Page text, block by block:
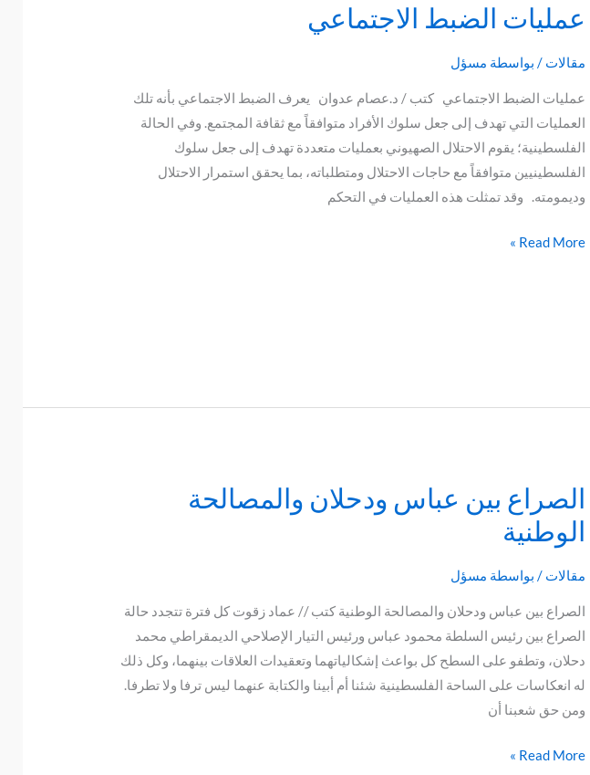
عمليات الضبط الاجتماعي
مقالات / بواسطة مسؤل
عمليات الضبط الاجتماعي كتب / د.عصام عدوان يعرف الضبط الاجتماعي بأنه تلك
العمليات التي تهدف إلى جعل سلوك الأفراد متوافقاً مع ثقافة المجتمع. وفي الحالة
الفلسطينية؛ يقوم الاحتلال الصهيوني بعمليات متعددة تهدف إلى جعل سلوك
الفلسطينيين متوافقاً مع حاجات الاحتلال ومتطلباته، بما يحقق استمرار الاحتلال
وديمومته. وقد تمثلت هذه العمليات في التحكم
عمليات
الاجتماعي
Read More »
الصراع بين عباس ودحلان والمصالحة
الوطنية
مقالات / بواسطة مسؤل
الصراع بين عباس ودحلان والمصالحة الوطنية كتب // عماد زقوت كل فترة تتجدد حالة
الصراع بين رئيس السلطة محمود عباس ورئيس التيار الإصلاحي الديمقراطي محمد
دحلان، وتطفو على السطح كل بواعث إشكالياتهما وتعقيدات العلاقات بينهما، وكل ذلك
له انعكاسات على الساحة الفلسطينية شئنا أم أبينا والكتابة عنهما ليس ترفا ولا تطرفا.
ومن حق شعبنا أن
الصراع
بين
عباس
ودحلان
الوطنية
Read More »